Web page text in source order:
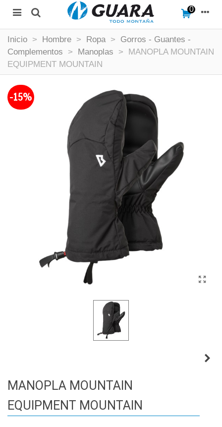
0
Inicio > Hombre > Ropa >
Gorros - Guantes -
Complementos
> Manoplas >
MANOPLA MOUNTAIN
EQUIPMENT MOUNTAIN
-15%
MANOPLA MOUNTAIN
EQUIPMENT MOUNTAIN